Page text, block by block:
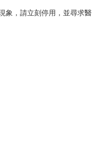
象，請立刻停用，並尋求醫